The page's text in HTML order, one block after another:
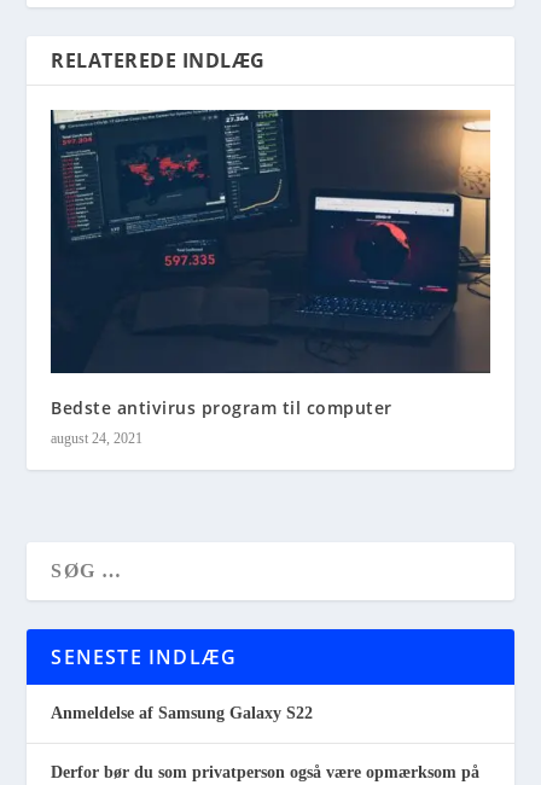
RELATEREDE INDLÆG
Bedste antivirus program til computer
august 24, 2021
SENESTE INDLÆG
Anmeldelse af Samsung Galaxy S22
Derfor bør du som privatperson også være opmærksom på